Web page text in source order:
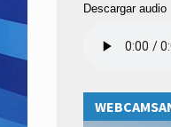
Descargar audio